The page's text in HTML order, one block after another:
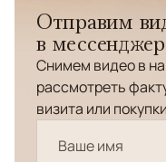
Отправим
в мессенджер
Снимем видео в
рассмотреть
визита или покупки